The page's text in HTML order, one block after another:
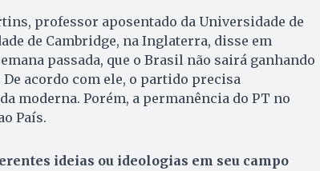
professor aposentado da Universidade de
de Cambridge, na Inglaterra, disse em
passada, que o Brasil não sairá ganhando
acordo com ele, o partido precisa
moderna. Porém, a permanência do PT no
País.
ideias ou ideologias em seu campo